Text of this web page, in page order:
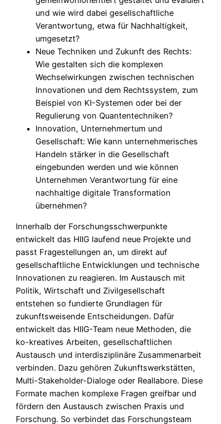
und wie wird dabei gesellschaftliche
Verantwortung, etwa für Nachhaltigkeit,
umgesetzt?
Neue Techniken und Zukunft des Rechts:
Wie gestalten sich die komplexen
Wechselwirkungen zwischen technischen
Innovationen und dem Rechtssystem, zum
Beispiel von KI-Systemen oder bei der
Regulierung von Quantentechniken?
Innovation, Unternehmertum und
Gesellschaft: Wie kann unternehmerisches
Handeln stärker in die Gesellschaft
eingebunden werden und wie können
Unternehmen Verantwortung für eine
nachhaltige digitale Transformation
übernehmen?
Innerhalb der Forschungsschwerpunkte
entwickelt das HIIG laufend neue Projekte und
passt Fragestellungen an, um direkt auf
gesellschaftliche Entwicklungen und technische
Innovationen zu reagieren. Im Austausch mit
Politik, Wirtschaft und Zivilgesellschaft
entstehen so fundierte Grundlagen für
zukunftsweisende Entscheidungen. Dafür
entwickelt das HIIG-Team neue Methoden, die
ko-kreatives Arbeiten, gesellschaftlichen
Austausch und interdisziplinäre Zusammenarbeit
verbinden. Dazu gehören Zukunftswerkstätten,
Multi-Stakeholder-Dialoge oder Reallabore. Diese
Formate machen komplexe Fragen greifbar und
fördern den Austausch zwischen Praxis und
Forschung. So verbindet das Forschungsteam